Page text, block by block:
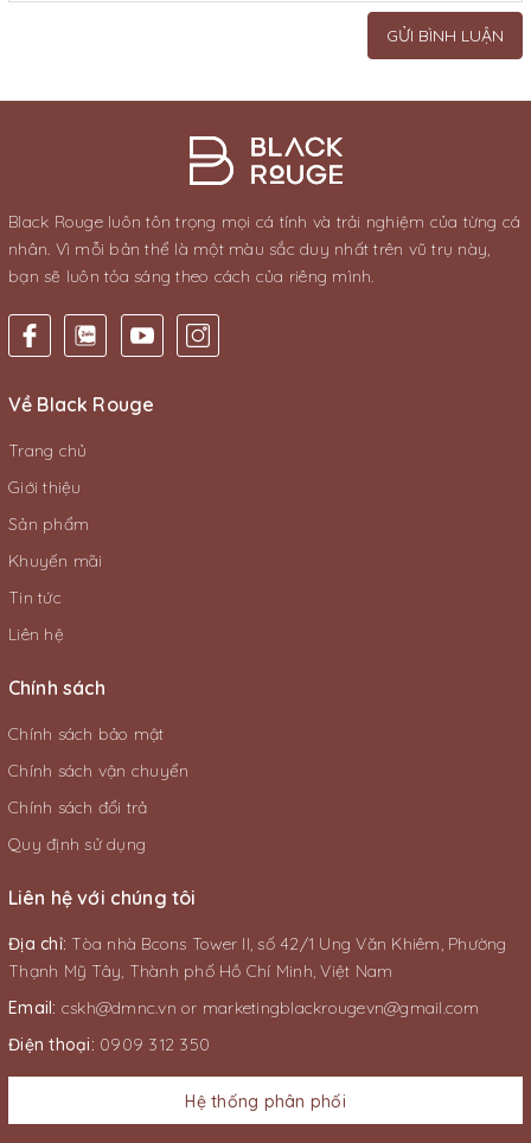
GỬI BÌNH LUẬN
Black Rouge luôn tôn trọng mọi cá tính và trải nghiệm của từng cá
nhân. Vì mỗi bản thể là một màu sắc duy nhất trên vũ trụ này,
bạn sẽ luôn tỏa sáng theo cách của riêng mình.
Về Black Rouge
Trang chủ
Giới thiệu
Sản phẩm
Khuyến mãi
Tin tức
Liên hệ
Chính sách
Chính sách bảo mật
Chính sách vận chuyển
Chính sách đổi trả
Quy định sử dụng
Liên hệ với chúng tôi
Địa chỉ: Tòa nhà Bcons Tower II, số 42/1 Ung Văn Khiêm, Phường
Thạnh Mỹ Tây, Thành phố Hồ Chí Minh, Việt Nam
Email: cskh@dmnc.vn or marketingblackrougevn@gmail.com
Điện thoại: 0909 312 350
Hệ thống phân phối